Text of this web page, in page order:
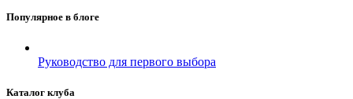
Популярное в блоге
Руководство для первого выбора
Каталог клуба